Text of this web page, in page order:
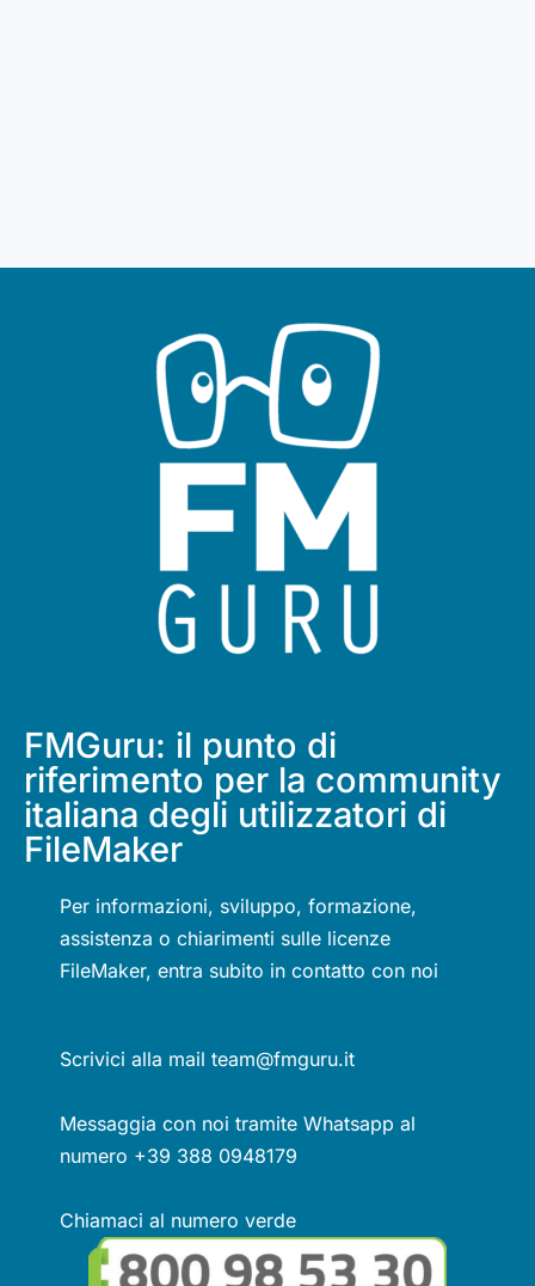
FMGuru: il punto di
riferimento per la community
italiana degli utilizzatori di
FileMaker
Per informazioni, sviluppo, formazione,
assistenza o chiarimenti sulle licenze
FileMaker, entra subito in contatto con noi
Scrivici alla mail team@fmguru.it
Messaggia con noi tramite Whatsapp al
numero +39 388 0948179
Chiamaci al numero verde